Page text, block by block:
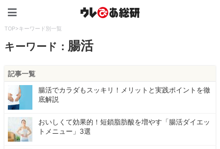
TOP>キーワード別一覧
キーワード： 腸活
記事一覧
腸活でカラダもスッキリ！メリットと実践ポイントを徹
底解説
おいしくて効果的！短鎖脂肪酸を増やす「腸活ダイエッ
トメニュー」3選